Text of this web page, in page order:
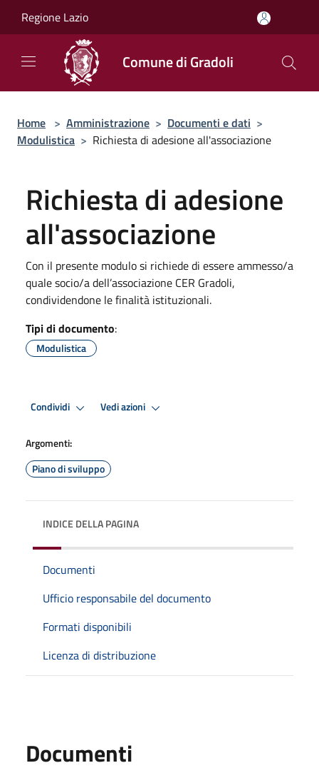
Regione Lazio
Comune di Gradoli
Home > Amministrazione > Documenti e dati >
Modulistica > Richiesta di adesione all'associazione
Richiesta di adesione
all'associazione
Con il presente modulo si richiede di essere ammesso/a
quale socio/a dell’associazione CER Gradoli,
condividendone le finalità istituzionali.
Tipi di documento:
Modulistica
Condividi Vedi azioni
Argomenti:
Piano di sviluppo
INDICE DELLA PAGINA
Documenti
Ufficio responsabile del documento
Formati disponibili
Licenza di distribuzione
Documenti